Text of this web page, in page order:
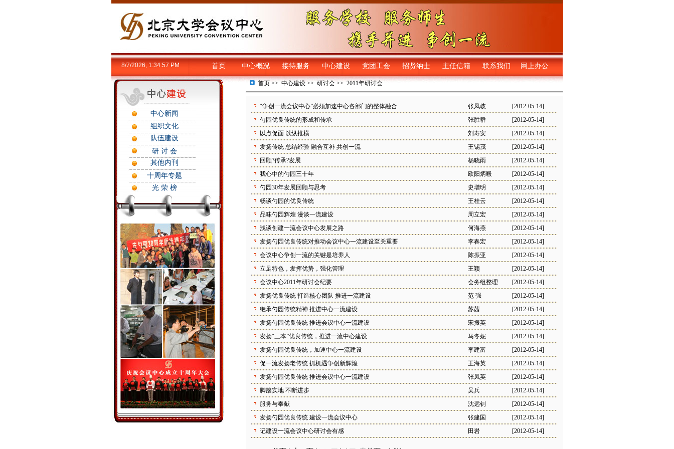
8/7/2026, 1:34:57 PM 首页 中心概况 接待服务 中心建设 党团工会 招贤纳士 主任信箱 联系我们 网上办公
中心新闻
组织文化
队伍建设
研 讨 会
其他内刊
十周年专题
光 荣 榜
首页>> 中心建设>> 研讨会>> 2011年研讨会
“争创一流会议中心”必须加速中心各部门的整体融合 张凤岐
[2012-05-14]
勺园优良传统的形成和传承
张胜群
[2012-05-14]
以点促面 以纵推横
刘寿安
[2012-05-14]
发扬传统 总结经验 融合互补 共创一流
王锡茂
[2012-05-14]
回顾?传承?发展
杨晓雨
[2012-05-14]
我心中的勺园三十年
欧阳炳毅
[2012-05-14]
勺园30年发展回顾与思考
史增明
[2012-05-14]
畅谈勺园的优良传统
王桂云
[2012-05-14]
品味勺园辉煌 漫谈一流建设
周立宏
[2012-05-14]
浅谈创建一流会议中心发展之路
何海燕
[2012-05-14]
发扬勺园优良传统对推动会议中心一流建设至关重要
李春宏
[2012-05-14]
会议中心争创一流的关键是培养人
陈振亚
[2012-05-14]
立足特色，发挥优势，强化管理
王颖
[2012-05-14]
会议中心2011年研讨会纪要
会务组整理
[2012-05-14]
发扬优良传统 打造核心团队 推进一流建设
范 强
[2012-05-14]
继承勺园传统精神 推进中心一流建设
苏茜
[2012-05-14]
发扬勺园优良传统 推进会议中心一流建设
宋振英
[2012-05-14]
发扬“三本”优良传统，推进一流中心建设
马冬妮
[2012-05-14]
发扬勺园优良传统，加速中心一流建设
李建富
[2012-05-14]
促一流发扬老传统 抓机遇争创新辉煌
王海英
[2012-05-14]
发扬勺园优良传统 推进会议中心一流建设
张凤英
[2012-05-14]
脚踏实地 不断进步
吴兵
[2012-05-14]
服务与奉献
沈远钊
[2012-05-14]
发扬勺园优良传统 建设一流会议中心
张建国
[2012-05-14]
记建设一流会议中心研讨会有感
田岩 [2012-05-14]